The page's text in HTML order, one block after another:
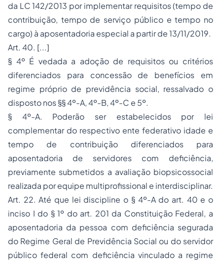
da LC 142/2013 por implementar requisitos (tempo de
contribuição, tempo de serviço público e tempo no
cargo) à aposentadoria especial a partir de 13/11/2019.
Art. 40. [...]
§ 4º É vedada a adoção de requisitos ou critérios
diferenciados para concessão de benefícios em
regime próprio de previdência social, ressalvado o
disposto nos §§ 4º-A, 4º-B, 4º-C e 5º.
§ 4º-A. Poderão ser estabelecidos por lei
complementar do respectivo ente federativo idade e
tempo de contribuição diferenciados para
aposentadoria de servidores com deficiência,
previamente submetidos a avaliação biopsicossocial
realizada por equipe multiprofissional e interdisciplinar.
Art. 22. Até que lei discipline o § 4º-A do art. 40 e o
inciso I do § 1º do art. 201 da Constituição Federal, a
aposentadoria da pessoa com deficiência segurada
do Regime Geral de Previdência Social ou do servidor
público federal com deficiência vinculado a regime